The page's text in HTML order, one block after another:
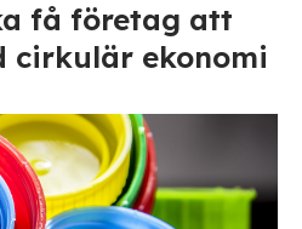
få företag att
cirkulär ekonomi